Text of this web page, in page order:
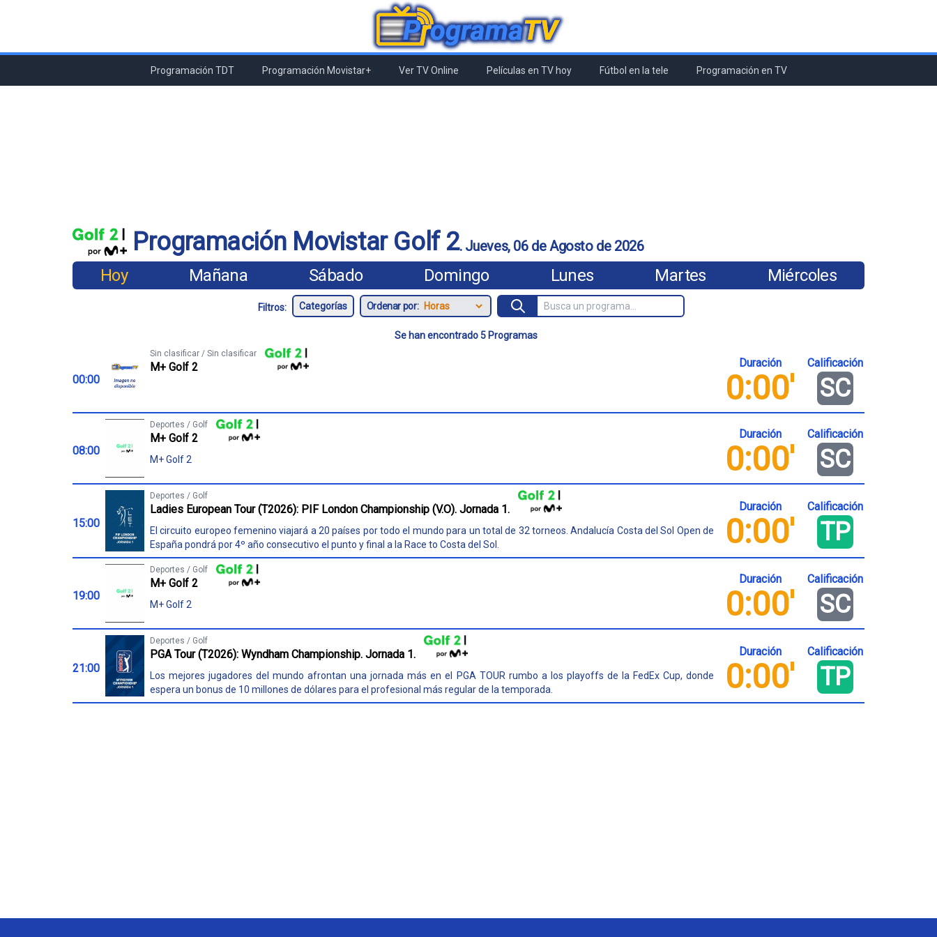
Programación TDT Programación Movistar+ Ver TV Online Películas en TV hoy Fútbol en la tele Programación en TV
Programación Movistar Golf 2. Jueves, 06 de Agosto de 2026
Hoy Mañana Sábado Domingo Lunes Martes Miércoles
Filtros: Ordenar por:
Se han encontrado 5 Programas
00:00
Sin clasificar / Sin clasificar
M+ Golf 2 Duración
0:00'
Calificación
SC
08:00
Deportes / Golf
M+ Golf 2
M+ Golf 2
Duración
0:00'
Calificación
SC
15:00
Deportes / Golf
Ladies European Tour (T2026): PIF London Championship (V.O). Jornada 1.
El circuito europeo femenino viajará a 20 países por todo el mundo para un total de 32 torneos. Andalucía Costa del Sol Open de
España pondrá por 4º año consecutivo el punto y final a la Race to Costa del Sol.
Duración
0:00'
Calificación
TP
19:00
Deportes / Golf
M+ Golf 2
M+ Golf 2
Duración
0:00'
Calificación
SC
21:00
Deportes / Golf
PGA Tour (T2026): Wyndham Championship. Jornada 1.
Los mejores jugadores del mundo afrontan una jornada más en el PGA TOUR rumbo a los playoffs de la FedEx Cup, donde
espera un bonus de 10 millones de dólares para el profesional más regular de la temporada.
Duración
0:00'
Calificación
TP